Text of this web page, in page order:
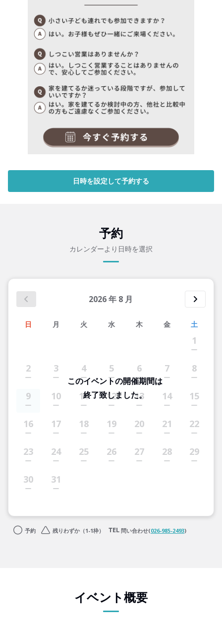
日時を設定して予約する
予約
カレンダーより日時を選択
2026年 8月
日 月 火 水 木 金 土
1
2 3 4 5 6 7 8
9 10 11 12 13 14 15
16 17 18 19 20 21 22
23 24 25 26 27 28 29
30 31
このイベントの開催期間は
終了致しました。
予約 残りわずか（1-1枠） 問い合わせ(026-985-2493)
イベント概要